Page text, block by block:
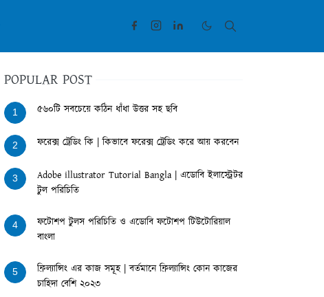
POPULAR POST
1 ৫৬০টি সবচেয়ে কঠিন ধাঁধা উত্তর সহ ছবি
2 ফরেক্স ট্রেডিং কি | কিভাবে ফরেক্স ট্রেডিং করে আয় করবেন
3
Adobe illustrator Tutorial Bangla | এডোবি ইলাস্ট্রেটর
টুল পরিচিতি
4
ফটোশপ টুলস পরিচিতি ও এডোবি ফটোশপ টিউটোরিয়াল
বাংলা
5
ফ্রিল্যান্সিং এর কাজ সমূহ | বর্তমানে ফ্রিল্যান্সিং কোন কাজের
চাহিদা বেশি ২০২৩